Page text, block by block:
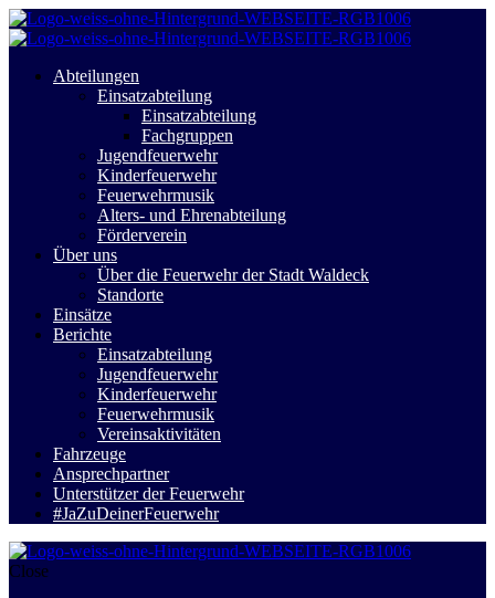
Abteilungen
Einsatzabteilung
Einsatzabteilung
Fachgruppen
Jugendfeuerwehr
Kinderfeuerwehr
Feuerwehrmusik
Alters- und Ehrenabteilung
Förderverein
Über uns
Über die Feuerwehr der Stadt Waldeck
Standorte
Einsätze
Berichte
Einsatzabteilung
Jugendfeuerwehr
Kinderfeuerwehr
Feuerwehrmusik
Vereinsaktivitäten
Fahrzeuge
Ansprechpartner
Unterstützer der Feuerwehr
#JaZuDeinerFeuerwehr
Close